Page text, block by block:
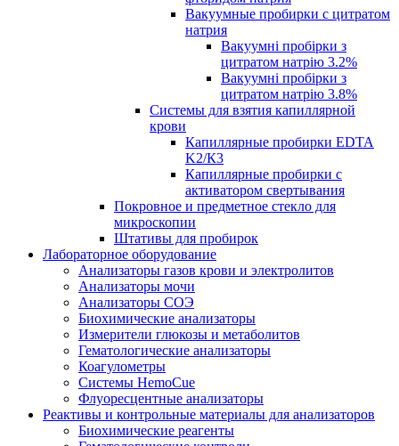
Вакуумные пробирки с цитратом
натрия
Вакуумні пробірки з
цитратом натрію 3.2%
Вакуумні пробірки з
цитратом натрію 3.8%
Системы для взятия капиллярной
крови
Капиллярные пробирки EDTA
K2/К3
Капиллярные пробирки с
активатором свертывания
Покровное и предметное стекло для
микроскопии
Штативы для пробирок
Лабораторное оборудование
Анализаторы газов крови и электролитов
Анализаторы мочи
Анализаторы СОЭ
Биохимические анализаторы
Измерители глюкозы и метаболитов
Гематологические анализаторы
Коагулометры
Системы HemoCue
Флуоресцентные анализаторы
Реактивы и контрольные материалы для анализаторов
Биохимические реагенты